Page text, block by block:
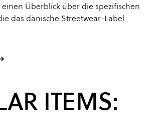
Überblick über die spezifischen
das dänische Streetwear-Label
ITEMS: